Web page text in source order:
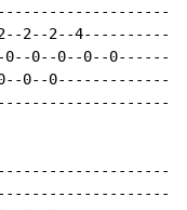
2--2--
0--0--0--
0--